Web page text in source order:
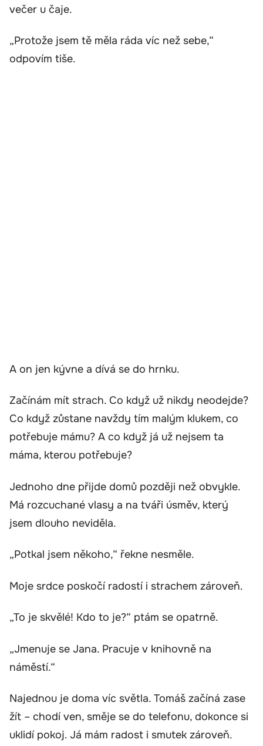
večer u čaje.
„Protože jsem tě měla ráda víc než sebe,“
odpovím tiše.
A on jen kývne a dívá se do hrnku.
Začínám mít strach. Co když už nikdy neodejde?
Co když zůstane navždy tím malým klukem, co
potřebuje mámu? A co když já už nejsem ta
máma, kterou potřebuje?
Jednoho dne přijde domů později než obvykle.
Má rozcuchané vlasy a na tváři úsměv, který
jsem dlouho neviděla.
„Potkal jsem někoho,“ řekne nesměle.
Moje srdce poskočí radostí i strachem zároveň.
„To je skvělé! Kdo to je?“ ptám se opatrně.
„Jmenuje se Jana. Pracuje v knihovně na
náměstí.“
Najednou je doma víc světla. Tomáš začíná zase
žít – chodí ven, směje se do telefonu, dokonce si
uklidí pokoj. Já mám radost i smutek zároveň.